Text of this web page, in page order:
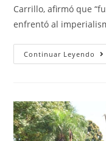
Carrillo, afirmó que
enfrentó al
Continuar Leyendo